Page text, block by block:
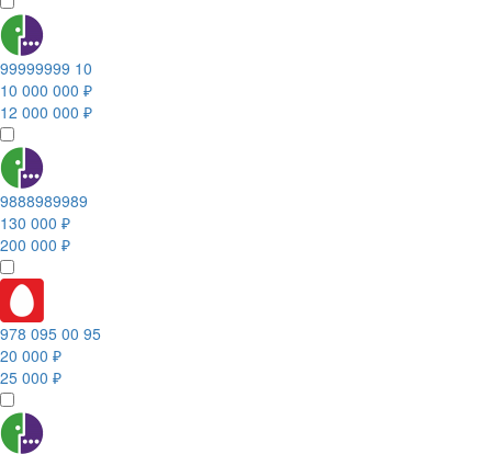
99999999 10
10 000 000 ₽
12 000 000 ₽
9888989989
130 000 ₽
200 000 ₽
978 095 00 95
20 000 ₽
25 000 ₽